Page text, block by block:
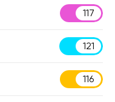
117
121
116